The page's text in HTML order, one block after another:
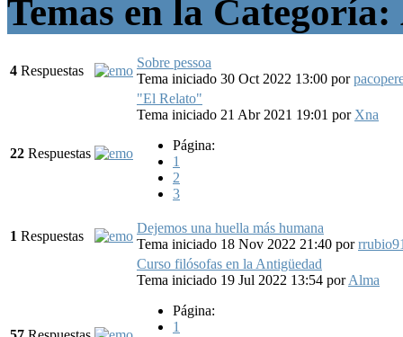
Temas en la
4 Respuestas
Sobre pessoa
Tema iniciado 30 Oct 2022 13:00 por
22 Respuestas
"El Relato"
Tema iniciado 21 Abr 2021 19:01 por Xna
Página:
1
2
3
1 Respuestas
Dejemos una huella más humana
Tema iniciado 18 Nov 2022 21:40 por
Curso filósofas en la Antigüedad
Tema iniciado 19 Jul 2022 13:54 porAlma
Página:
1